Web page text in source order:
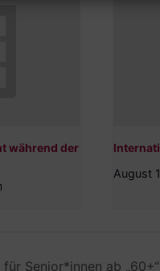
während der
August
Senior*innen ab „60+“